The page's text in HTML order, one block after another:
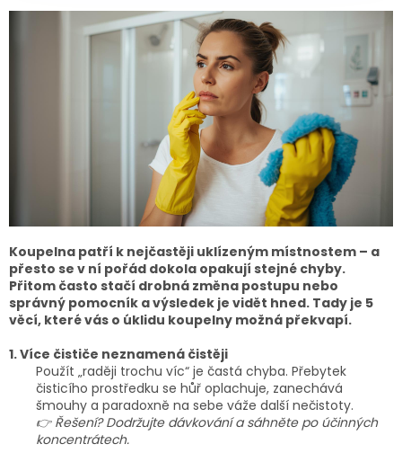
Koupelna patří k nejčastěji uklízeným místnostem – a
přesto se v ní pořád dokola opakují stejné chyby.
Přitom často stačí drobná změna postupu nebo
správný pomocník a výsledek je vidět hned. Tady je 5
věcí, které vás o úklidu koupelny možná překvapí.
1. Více čističe neznamená čistěji
Použít „raději trochu víc“ je častá chyba. Přebytek
čisticího prostředku se hůř oplachuje, zanechává
šmouhy a paradoxně na sebe váže další nečistoty.
👉 Řešení? Dodržujte dávkování a sáhněte po účinných
koncentrátech.